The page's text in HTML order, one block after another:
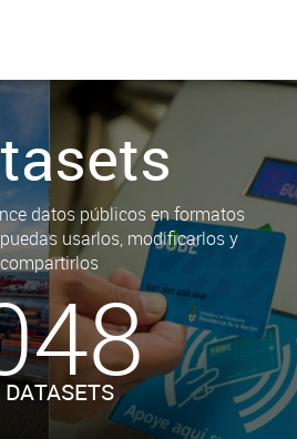
datos públicos en formatos
usarlos, modificarlos y
compartirlos
DATASETS